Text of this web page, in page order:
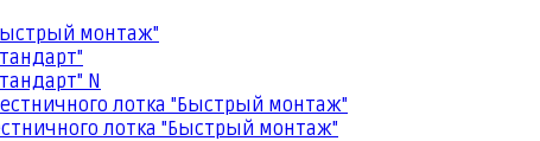
монтаж"
N
лотка "Быстрый монтаж"
лотка "Быстрый монтаж"